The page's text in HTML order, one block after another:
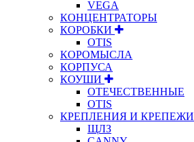
VEGA
КОНЦЕНТРАТОРЫ
КОРОБКИ
OTIS
КОРОМЫСЛА
КОРПУСА
КОУШИ
ОТЕЧЕСТВЕННЫЕ
OTIS
КРЕПЛЕНИЯ И КРЕПЕЖИ
ЩЛЗ